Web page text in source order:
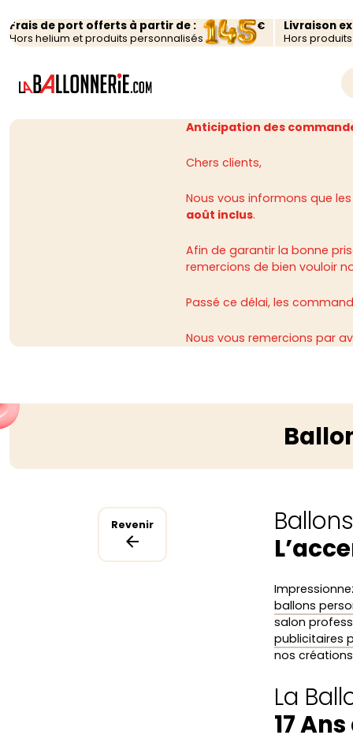
Frais de port offerts à partir de :
Hors helium et produits personnalisés
€ Livraison
Hors
Anticipation des
Chers clients,
Nous vous informons que
août inclus.
Afin de garantir la bonne
remercions de bien vouloir
Passé ce délai, les
Nous vous remercions par
Revenir
ballons
salon
publicitaires
nos
La
17